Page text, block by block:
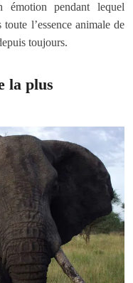
émotion pendant lequel
l’essence animale de
toujours.
la plus